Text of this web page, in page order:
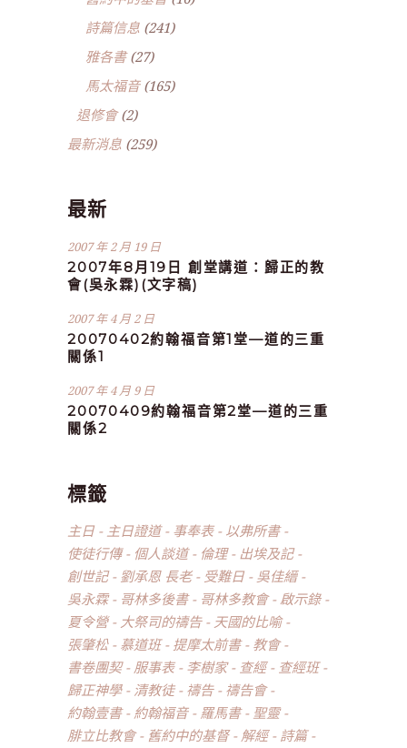
詩篇信息 (241)
雅各書(27)
馬太福音(165)
退修會(2)
最新消息 (259)
最新
2007 年 2 月 19 日
2007年8月19日 創堂講道：歸正的教
會(吳永霖)(文字稿)
2007 年 4 月 2 日
20070402約翰福音第1堂—道的三重
關係1
2007 年 4 月 9 日
20070409約翰福音第2堂—道的三重
關係2
標籤
主日 主日證道 事奉表
以弗所書
使徒行傳
個人談道 倫理
出埃及記
創世記
劉承恩 長老 受難日
吳佳縉
吳永霖
哥林多後書 哥林多教會
啟示錄
夏令營
大祭司的禱告
天國的比喻
張肇松
慕道班 提摩太前書
教會
書卷團契
服事表 李樹家 查經
查經班
歸正神學
清教徒 禱告
禱告會
約翰壹書
約翰福音 羅馬書
聖靈
腓立比教會
舊約中的基督 解經
詩篇